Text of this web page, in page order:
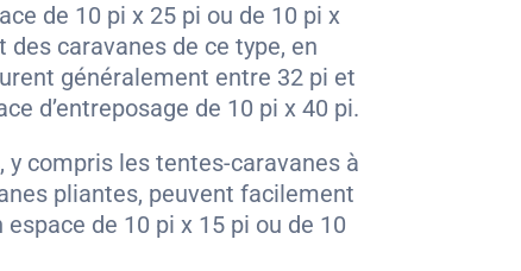
de 10 pi x 25 pi ou de 10 pi x
caravanes de ce type, en
généralement entre 32 pi et
d’entreposage de 10 pi x 40 pi.
y compris les tentes-caravanes à
pliantes, peuvent facilement
de 10 pi x 15 pi ou de 10